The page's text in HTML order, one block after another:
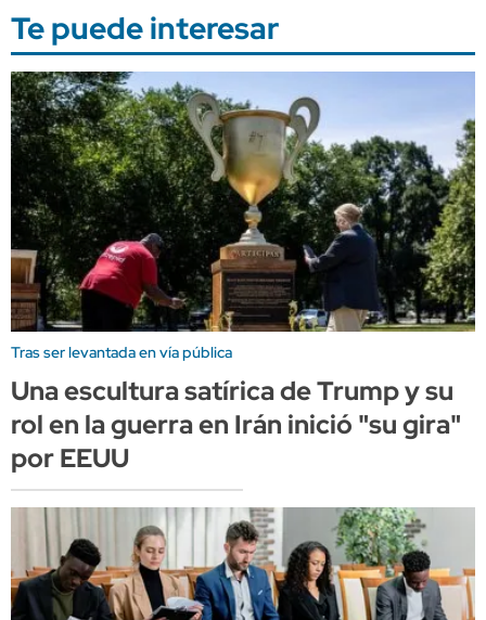
Te puede interesar
Tras ser levantada en vía pública
Una escultura satírica de Trump y su
rol en la guerra en Irán inició "su gira"
por EEUU